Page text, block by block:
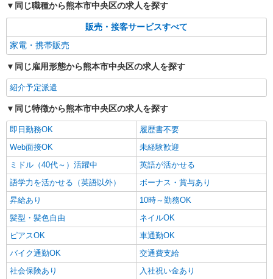
同じ職種から熊本市中央区の求人を探す
販売・接客サービスすべて
家電・携帯販売
同じ雇用形態から熊本市中央区の求人を探す
紹介予定派遣
同じ特徴から熊本市中央区の求人を探す
即日勤務OK
履歴書不要
Web面接OK
未経験歓迎
ミドル（40代～）活躍中
英語が活かせる
語学力を活かせる（英語以外）
ボーナス・賞与あり
昇給あり
10時～勤務OK
髪型・髪色自由
ネイルOK
ピアスOK
車通勤OK
バイク通勤OK
交通費支給
社会保険あり
入社祝い金あり